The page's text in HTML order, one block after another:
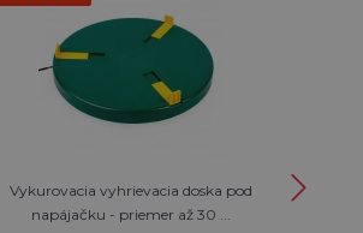
Vykurovacia vyhrievacia doska pod
napájačku - priemer až 30 ...